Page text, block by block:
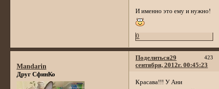
И именно это ему и нужно!
0
Поделиться 423
29
сентября, 2012г. 00:45:23
Mandarin
Друг СфинКо
Красава!!! У Ани